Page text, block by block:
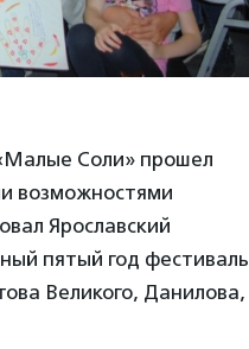
Соли» прошел
возможностями
Ярославский
пятый год фестиваль
Великого, Данилова,